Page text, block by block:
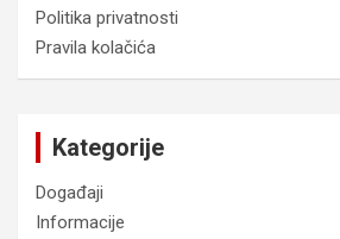
Politika privatnosti
Pravila kolačića
Kategorije
Događaji
Informacije